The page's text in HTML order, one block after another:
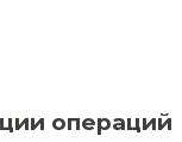
операций